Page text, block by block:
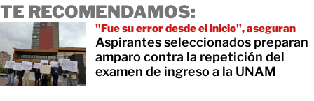
TE RECOMENDAMOS:
"Fue su error desde el inicio", aseguran
Aspirantes seleccionados preparan
amparo contra la repetición del
examen de ingreso a la UNAM